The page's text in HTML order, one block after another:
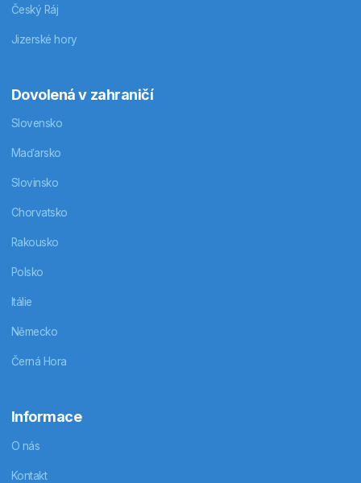
Český Ráj
Jizerské hory
Dovolená v zahraničí
Slovensko
Maďarsko
Slovinsko
Chorvatsko
Rakousko
Polsko
Itálie
Německo
Černá Hora
Informace
O nás
Kontakt